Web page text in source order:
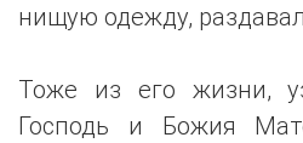
нищую одежду,
Тоже из его жизни,
Господь и Божия